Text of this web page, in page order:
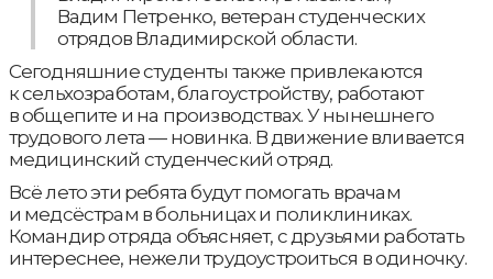
Вадим Петренко, ветеран студенческих
отрядов Владимирской области.
Cегодняшние студенты также привлекаются
к сельхозработам, благоустройству, работают
в общепите и на производствах. У нынешнего
трудового лета — новинка. В движение вливается
медицинский студенческий отряд.
Всё лето эти ребята будут помогать врачам
и медсёстрам в больницах и поликлиниках.
Командир отряда объясняет, с друзьями работать
интереснее, нежели трудоустроиться в одиночку.